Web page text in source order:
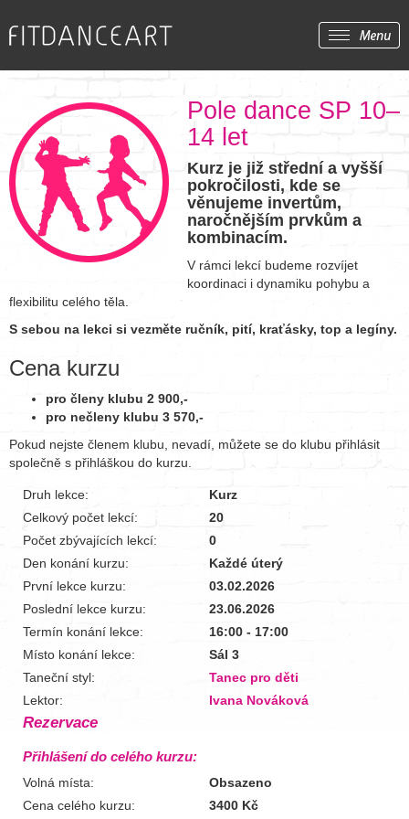
Pole dance SP 10–
14 let
Kurz je již střední a vyšší
pokročilosti, kde se
věnujeme invertům,
naročnějším prvkům a
kombinacím.
V rámci lekcí budeme rozvíjet
koordinaci i dynamiku pohybu a
flexibilitu celého těla.
S sebou na lekci si vezměte ručník, pití, kraťásky, top a legíny.
Cena kurzu
pro členy klubu 2 900,-
pro nečleny klubu 3 570,-
Pokud nejste členem klubu, nevadí, můžete se do klubu přihlásit
společně s přihláškou do kurzu.
Druh lekce:
Kurz
Celkový počet lekcí:
20
Počet zbývajících lekcí:
0
Den konání kurzu:
Každé úterý
První lekce kurzu:
03.02.2026
Poslední lekce kurzu:
23.06.2026
Termín konání lekce:
16:00 - 17:00
Místo konání lekce:
Sál 3
Taneční styl:
Tanec pro děti
Lektor:
Ivana Nováková
Rezervace
Přihlášení do celého kurzu:
Volná místa:
Obsazeno
Cena celého kurzu:
3400 Kč